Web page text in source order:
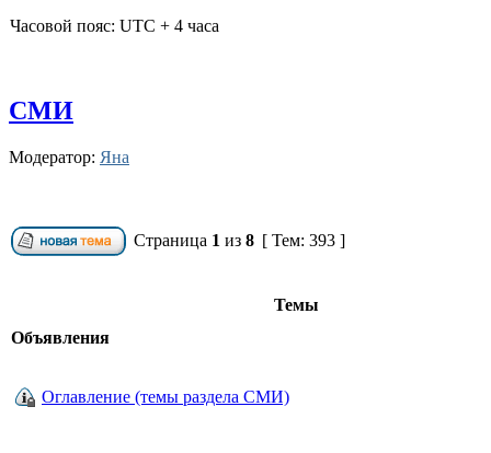
Часовой пояс: UTC + 4 часа
СМИ
Модератор: Яна
Страница 1 из 8 [ Тем: 393 ]
Темы
Объявления
Оглавление (темы раздела СМИ)